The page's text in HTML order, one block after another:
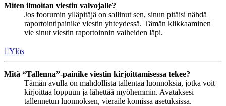
Miten ilmoitan viestin valvojalle?
Jos foorumin ylläpitäjä on sallinut sen, sinun pitäisi nähdä
raportointipainike viestin yhteydessä. Tämän klikkaaminen
vie sinut viestin raportoinnin vaiheiden läpi.
Ylös
Mitä “Tallenna”-painike viestin kirjoittamisessa tekee?
Tämän avulla on mahdollista tallentaa luonnoksia, jotka voit
kirjoittaa loppuun ja lähettää myöhemmin. Avataksesi
tallennetun luonnoksen, vieraile komissa asetuksissa.